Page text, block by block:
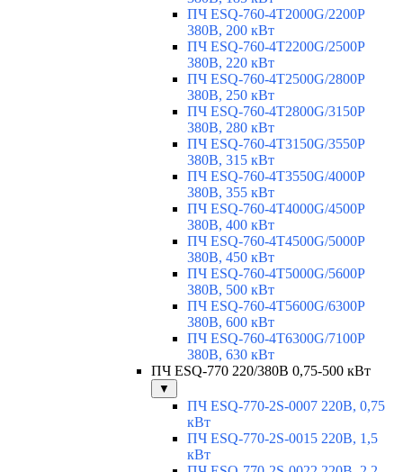
ПЧ ESQ-760-4T2000G/2200P
380В, 200 кВт
ПЧ ESQ-760-4T2200G/2500P
380В, 220 кВт
ПЧ ESQ-760-4T2500G/2800P
380В, 250 кВт
ПЧ ESQ-760-4T2800G/3150P
380В, 280 кВт
ПЧ ESQ-760-4T3150G/3550P
380В, 315 кВт
ПЧ ESQ-760-4T3550G/4000P
380В, 355 кВт
ПЧ ESQ-760-4T4000G/4500P
380В, 400 кВт
ПЧ ESQ-760-4T4500G/5000P
380В, 450 кВт
ПЧ ESQ-760-4T5000G/5600P
380В, 500 кВт
ПЧ ESQ-760-4T5600G/6300P
380В, 600 кВт
ПЧ ESQ-760-4T6300G/7100P
380В, 630 кВт
ПЧ ESQ-770 220/380В 0,75-500 кВт
▼
ПЧ ESQ-770-2S-0007 220В, 0,75
кВт
ПЧ ESQ-770-2S-0015 220В, 1,5
кВт